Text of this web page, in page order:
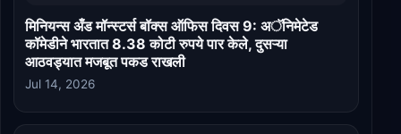
मिनियन्स अँड मॉन्स्टर्स बॉक्स ऑफिस दिवस 9: अॅनिमेटेड
कॉमेडीने भारतात 8.38 कोटी रुपये पार केले, दुसऱ्या
आठवड्यात मजबूत पकड राखली
Jul 14, 2026